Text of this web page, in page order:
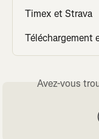
Timex et Strava
Téléchargement
Avez-vous